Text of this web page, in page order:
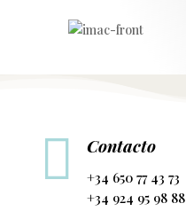
 Contacto
+34 650 77 43 73
+34 924 95 98 88